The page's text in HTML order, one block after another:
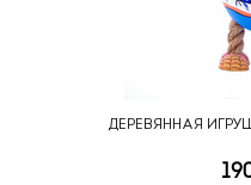
ДЕРЕВЯННАЯ